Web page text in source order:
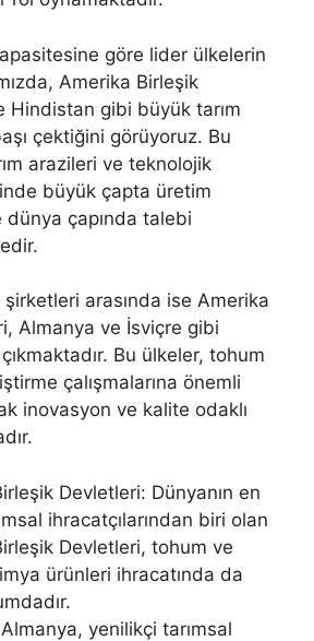
göre lider ülkelerin
Amerika Birleşik
Hindistan gibi büyük tarım
çektiğini görüyoruz. Bu
arazileri ve teknolojik
büyük çapta üretim
çapında talebi
arasında ise Amerika
Almanya ve İsviçre gibi
Bu ülkeler, tohum
çalışmalarına önemli
inovasyon ve kalite odaklı
Devletleri: Dünyanın en
ihracatçılarından biri olan
Devletleri, tohum ve
ürünleri ihracatında da
yenilikçi tarımsal